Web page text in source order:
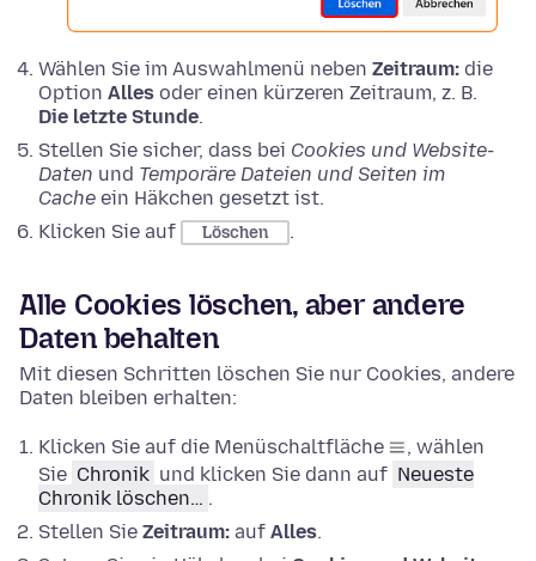
Wählen Sie im Auswahlmenü neben Zeitraum: die
Option Alles oder einen kürzeren Zeitraum, z. B.
Die letzte Stunde.
Stellen Sie sicher, dass bei Cookies und Website-
Daten und Temporäre Dateien und Seiten im
Cache ein Häkchen gesetzt ist.
Klicken Sie auf
Löschen .
Alle Cookies löschen, aber andere
Daten behalten
Mit diesen Schritten löschen Sie nur Cookies, andere
Daten bleiben erhalten:
Klicken Sie auf die Menüschaltfläche
, wählen
Sie Chronik und klicken Sie dann auf Neueste
Chronik löschen… .
Stellen Sie Zeitraum: auf Alles.